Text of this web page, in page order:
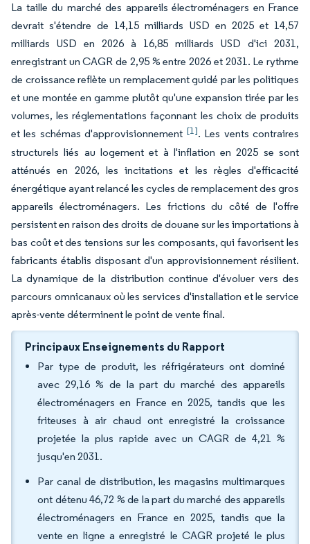
La taille du marché des appareils électroménagers en France
devrait s'étendre de 14,15 milliards USD en 2025 et 14,57
milliards USD en 2026 à 16,85 milliards USD d'ici 2031,
enregistrant un CAGR de 2,95 % entre 2026 et 2031. Le rythme
de croissance reflète un remplacement guidé par les politiques
et une montée en gamme plutôt qu'une expansion tirée par les
volumes, les réglementations façonnant les choix de produits
et les schémas d'approvisionnement [1]. Les vents contraires
structurels liés au logement et à l'inflation en 2025 se sont
atténués en 2026, les incitations et les règles d'efficacité
énergétique ayant relancé les cycles de remplacement des gros
appareils électroménagers. Les frictions du côté de l'offre
persistent en raison des droits de douane sur les importations à
bas coût et des tensions sur les composants, qui favorisent les
fabricants établis disposant d'un approvisionnement résilient.
La dynamique de la distribution continue d'évoluer vers des
parcours omnicanaux où les services d'installation et le service
après-vente déterminent le point de vente final.
Principaux Enseignements du Rapport
Par type de produit, les réfrigérateurs ont dominé
avec 29,16 % de la part du marché des appareils
électroménagers en France en 2025, tandis que les
friteuses à air chaud ont enregistré la croissance
projetée la plus rapide avec un CAGR de 4,21 %
jusqu'en 2031.
Par canal de distribution, les magasins multimarques
ont détenu 46,72 % de la part du marché des appareils
électroménagers en France en 2025, tandis que la
vente en ligne a enregistré le CAGR projeté le plus